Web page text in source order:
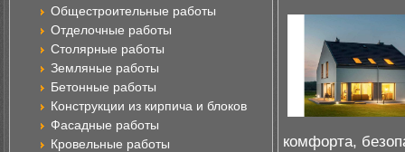
Общестроительные работы
Отделочные работы
Столярные работы
Земляные работы
Бетонные работы
Конструкции из кирпича и блоков
Фасадные работы
Кровельные работы
комфорта,